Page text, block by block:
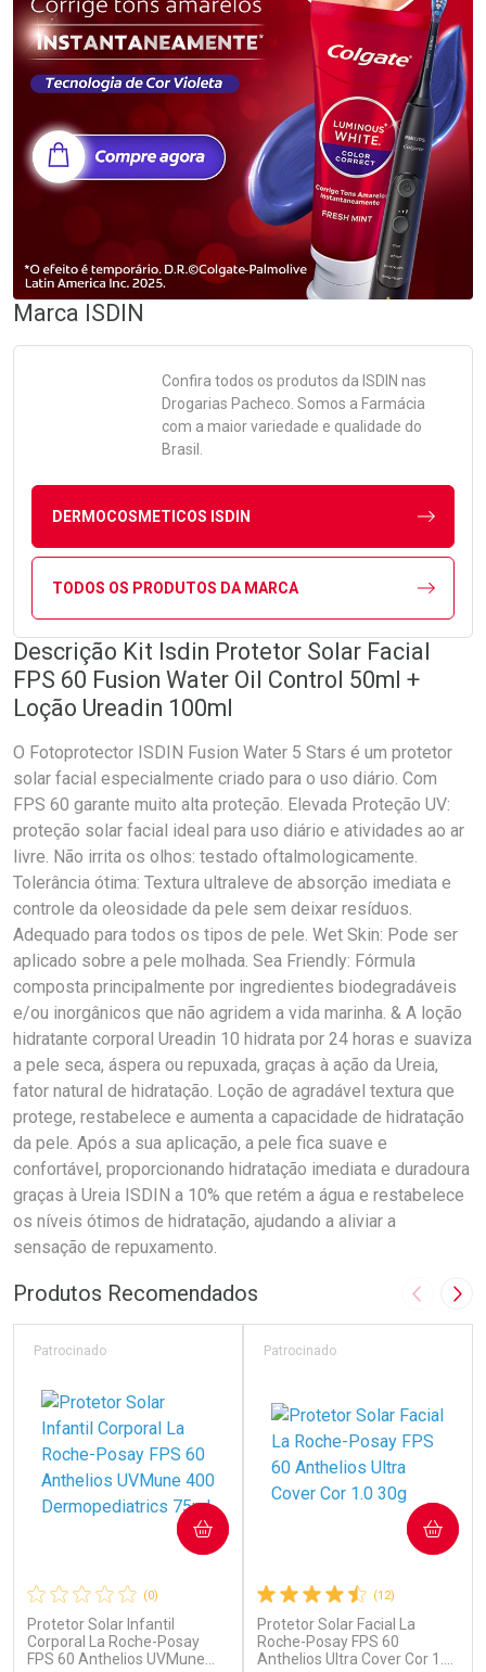
Marca ISDIN
Confira todos os produtos da ISDIN nas
Drogarias Pacheco. Somos a Farmácia
com a maior variedade e qualidade do
Brasil.
DERMOCOSMETICOS ISDIN
TODOS OS PRODUTOS DA MARCA
Descrição Kit Isdin Protetor Solar Facial
FPS 60 Fusion Water Oil Control 50ml +
Loção Ureadin 100ml
O Fotoprotector ISDIN Fusion Water 5 Stars é um protetor
solar facial especialmente criado para o uso diário. Com
FPS 60 garante muito alta proteção. Elevada Proteção UV:
proteção solar facial ideal para uso diário e atividades ao ar
livre. Não irrita os olhos: testado oftalmologicamente.
Tolerância ótima: Textura ultraleve de absorção imediata e
controle da oleosidade da pele sem deixar resíduos.
Adequado para todos os tipos de pele. Wet Skin: Pode ser
aplicado sobre a pele molhada. Sea Friendly: Fórmula
composta principalmente por ingredientes biodegradáveis
e/ou inorgânicos que não agridem a vida marinha. & A loção
hidratante corporal Ureadin 10 hidrata por 24 horas e suaviza
a pele seca, áspera ou repuxada, graças à ação da Ureia,
fator natural de hidratação. Loção de agradável textura que
protege, restabelece e aumenta a capacidade de hidratação
da pele. Após a sua aplicação, a pele fica suave e
confortável, proporcionando hidratação imediata e duradoura
graças à Ureia ISDIN a 10% que retém a água e restabelece
os níveis ótimos de hidratação, ajudando a aliviar a
sensação de repuxamento.
Produtos Recomendados Imagem
(0)
Protetor Solar Infantil
Corporal La Roche-Posay
FPS 60 Anthelios UVMune
Patrocinado
COMPRAR
(12)
Protetor Solar Facial La
Roche-Posay FPS 60
Anthelios Ultra Cover Cor 1.0
Patrocinado
COMPRAR